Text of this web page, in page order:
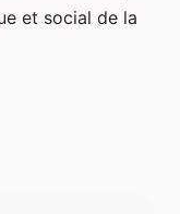
et social de la